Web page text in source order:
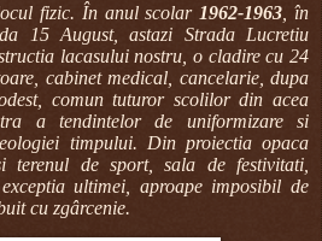
fizic. În anul scolar 1962-1963 , în
15 August, astazi Strada Lucretiu
lacasului nostru, o cladire cu 24
cabinet medical, cancelarie, dupa
comun tuturor scolilor din acea
a tendintelor de uniformizare si
timpului. Din proiectia opaca
terenul de sport, sala de festivitati,
ultimei, aproape imposibil de
cu zgârcenie.